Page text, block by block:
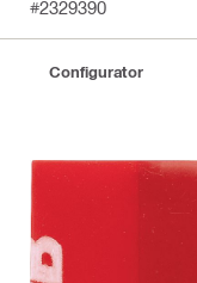
#2329390
Configurator